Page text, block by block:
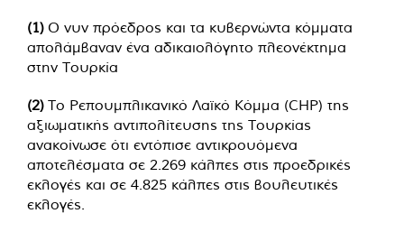
(1) Ο νυν πρόεδρος και τα κυβερνώντα κόμματα
απολάμβαναν ένα αδικαιολόγητο πλεονέκτημα
στην Τουρκία
(2) Το Ρεπουμπλικανικό Λαϊκό Κόμμα (CHP) της
αξιωματικής αντιπολίτευσης της Τουρκίας
ανακοίνωσε ότι εντόπισε αντικρουόμενα
αποτελέσματα σε 2.269 κάλπες στις προεδρικές
εκλογές και σε 4.825 κάλπες στις βουλευτικές
εκλογές.